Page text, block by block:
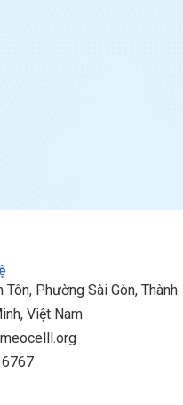
Tôn, Phường Sài Gòn, Thành
Việt Nam